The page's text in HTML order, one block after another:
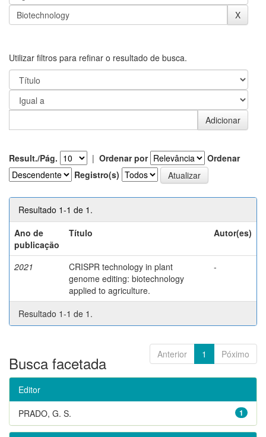
Utilizar filtros para refinar o resultado de busca.
Result./Pág. | Ordenar por
Ordenar
Registro(s)
Resultado 1-1 de 1.
Ano de
publicação
Título Autor(es)
2021
CRISPR technology in plant
genome editing: biotechnology
applied to agriculture.
-
Resultado 1-1 de 1.
Anterior 1 Póximo
Busca facetada
Editor
1
PRADO, G. S.